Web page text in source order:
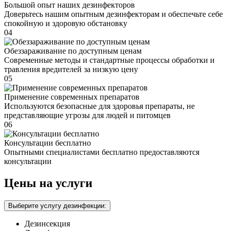
Большой опыт наших дезинфекторов
Доверьтесь нашим опытным дезинфекторам и обеспечьте себе
спокойную и здоровую обстановку
04
Обеззараживание по доступным ценам
Современные методы и стандартные процессы обработки и
травления вредителей за низкую цену
05
Применение современных препаратов
Используются безопасные для здоровья препараты, не
представляющие угрозы для людей и питомцев
06
Консультации бесплатно
Опытными специалистами бесплатно предоставляются
консультации
Цены на услуги
Выберите услугу дезинфекции:
Дезинсекция